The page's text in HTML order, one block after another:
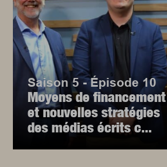
Saison 5 - Épisode 10
Moyens de financement
et nouvelles stratégies
des médias écrits c...